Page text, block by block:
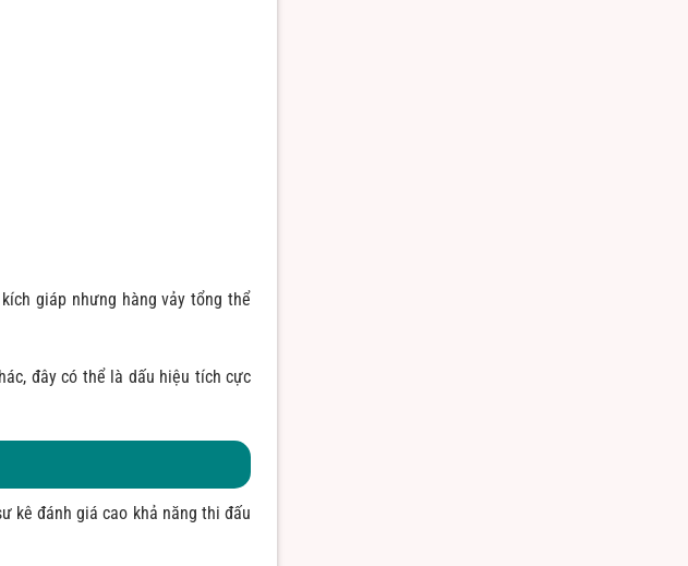
giáp nhưng hàng vảy tổng thể
đây có thể là dấu hiệu tích cực
kê đánh giá cao khả năng thi đấu